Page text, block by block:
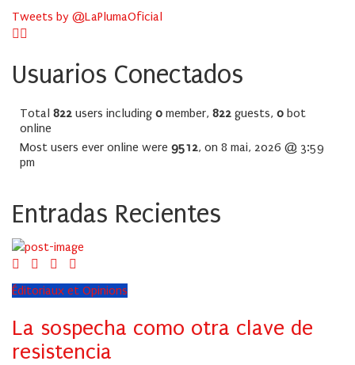
Tweets by @LaPlumaOficial
Usuarios Conectados
Total 822 users including 0 member, 822 guests, 0 bot
online
Most users ever online were 9512, on 8 mai, 2026 @ 3:59
pm
Entradas Recientes
Éditoriaux et Opinions
La sospecha como otra clave de
resistencia